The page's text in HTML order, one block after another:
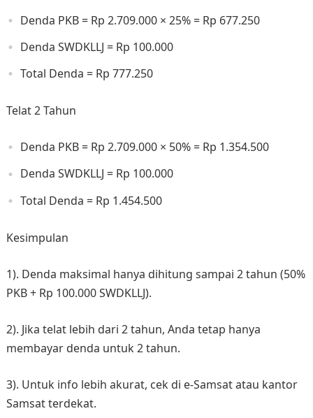
Denda PKB = Rp 2.709.000 × 25% = Rp 677.250
Denda SWDKLLJ = Rp 100.000
Total Denda = Rp 777.250
Telat 2 Tahun
Denda PKB = Rp 2.709.000 × 50% = Rp 1.354.500
Denda SWDKLLJ = Rp 100.000
Total Denda = Rp 1.454.500
Kesimpulan
1). Denda maksimal hanya dihitung sampai 2 tahun (50%
PKB + Rp 100.000 SWDKLLJ).
2). Jika telat lebih dari 2 tahun, Anda tetap hanya
membayar denda untuk 2 tahun.
3). Untuk info lebih akurat, cek di e-Samsat atau kantor
Samsat terdekat.